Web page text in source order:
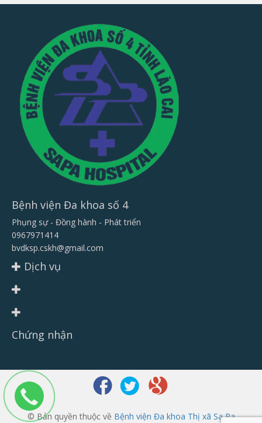
Bệnh viện Đa khoa số 4
Phụng sự - Đồng hành - Phát triển
0967971414
bvdksp.cskh@gmail.com
Dịch vụ
Chứng nhận
© Bản quyền thuộc về Bệnh viện Đa khoa Thị xã Sa Pa